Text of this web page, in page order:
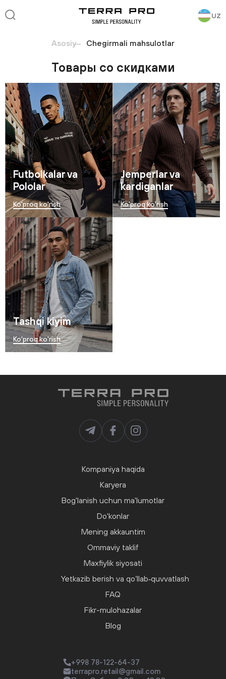
UZ
Asosiy Chegirmali mahsulotlar
Товары со скидками
Futbolkalar va
Pololar
Ko'proq ko'rish
Jemperlar va
kardiganlar
Ko'proq ko'rish
Tashqi kiyim
Ko'proq ko'rish
Kompaniya haqida
Karyera
Bog'lanish uchun ma'lumotlar
Do'konlar
Mening akkauntim
Ommaviy taklif
Maxfiylik siyosati
Yetkazib berish va qo‘llab‑quvvatlash
FAQ
Fikr-mulohazalar
Blog
+998 78-122-64-37
terrapro.retail@gmail.com